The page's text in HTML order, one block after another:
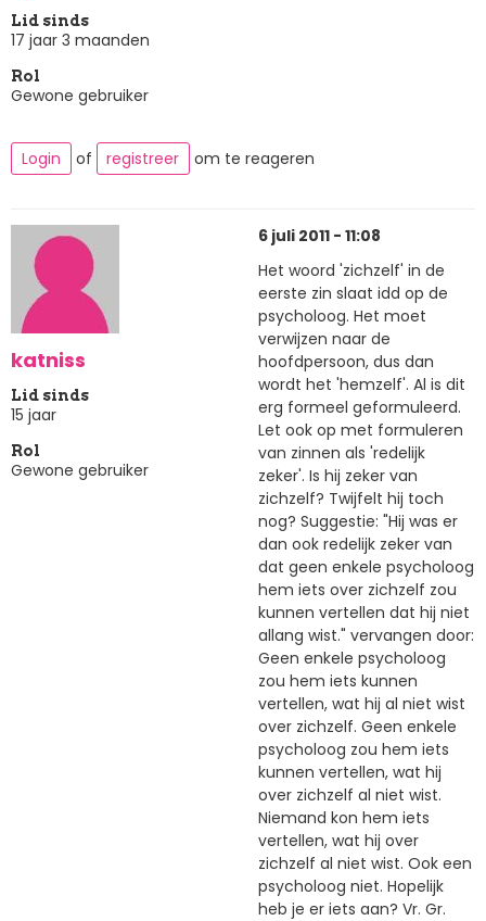
Lid sinds
17 jaar 3 maanden
Rol
Gewone gebruiker
Login of registreer om te reageren
katniss
Lid sinds
15 jaar
Rol
Gewone gebruiker
6 juli 2011 - 11:08
Het woord 'zichzelf' in de
eerste zin slaat idd op de
psycholoog. Het moet
verwijzen naar de
hoofdpersoon, dus dan
wordt het 'hemzelf'. Al is dit
erg formeel geformuleerd.
Let ook op met formuleren
van zinnen als 'redelijk
zeker'. Is hij zeker van
zichzelf? Twijfelt hij toch
nog? Suggestie: "Hij was er
dan ook redelijk zeker van
dat geen enkele psycholoog
hem iets over zichzelf zou
kunnen vertellen dat hij niet
allang wist." vervangen door:
Geen enkele psycholoog
zou hem iets kunnen
vertellen, wat hij al niet wist
over zichzelf. Geen enkele
psycholoog zou hem iets
kunnen vertellen, wat hij
over zichzelf al niet wist.
Niemand kon hem iets
vertellen, wat hij over
zichzelf al niet wist. Ook een
psycholoog niet. Hopelijk
heb je er iets aan? Vr. Gr.